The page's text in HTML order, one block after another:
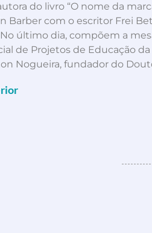
do livro “O nome da
Barber com o escritor Frei
último dia, compõem a
de Projetos de Educação
Nogueira, fundador do